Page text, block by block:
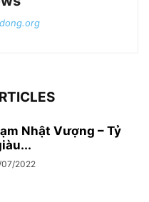
Nhật Vượng – Tỷ
07/2022